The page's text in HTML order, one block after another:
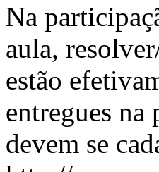
Na
aula,
estão
entregues
devem se